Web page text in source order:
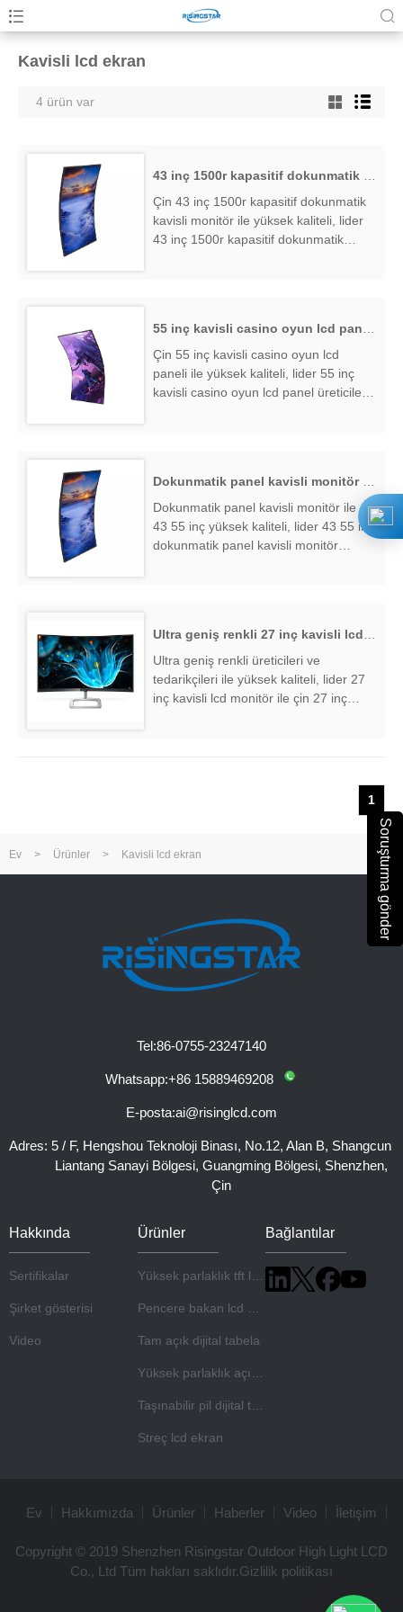
Soruşturma gönder
Kavisli lcd ekran
4 ürün var
Çin 43 inç 1500r kapasitif dokunmatik
kavisli monitör ile yüksek kaliteli, lider
43 inç 1500r kapasitif dokunmatik
Çin 55 inç kavisli casino oyun lcd
paneli ile yüksek kaliteli, lider 55 inç
kavisli casino oyun lcd panel üreticileri
Dokunmatik panel kavisli monitör ile çin
43 55 inç yüksek kaliteli, lider 43 55 inç
dokunmatik panel kavisli monitör
Ultra geniş renkli üreticileri ve
tedarikçileri ile yüksek kaliteli, lider 27
inç kavisli lcd monitör ile çin 27 inç
1
Ev > Ürünler > Kavisli lcd ekran
Tel:86-0755-23247140
Whatsapp:+86 15889469208
E-posta:ai@risinglcd.com
Adres: 5 / F, Hengshou Teknoloji Binası, No.12, Alan B, Shangcun
Liantang Sanayi Bölgesi, Guangming Bölgesi, Shenzhen,
Çin
Hakkında
Sertifikalar
Şirket gösterisi
Video
Ürünler
Tam açık dijital tabela
Taşınabilir pil dijital tabela
Streç lcd ekran
Bağlantılar
Ev Hakkımızda Ürünler Haberler Video İletişim
Copyright © 2019 Shenzhen Risingstar Outdoor High Light LCD
Co., Ltd Tüm hakları saklıdır.Gizlilik politikası